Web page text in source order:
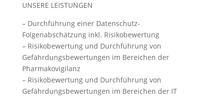
UNSERE LEISTUNGEN
– Durchführung einer Datenschutz-
Folgenabschätzung inkl. Risikobewertung
– Risikobewertung und Durchführung von
Gefährdungsbewertungen im Bereichen der
Pharmakovigilanz
– Risikobewertung und Durchführung von
Gefährdungsbewertungen im Bereichen der IT